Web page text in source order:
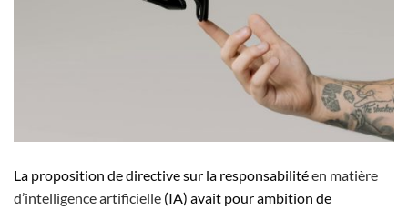
La proposition de directive sur la responsabilitéen matière
d’intelligence artificielle (IA) avait pour ambition de